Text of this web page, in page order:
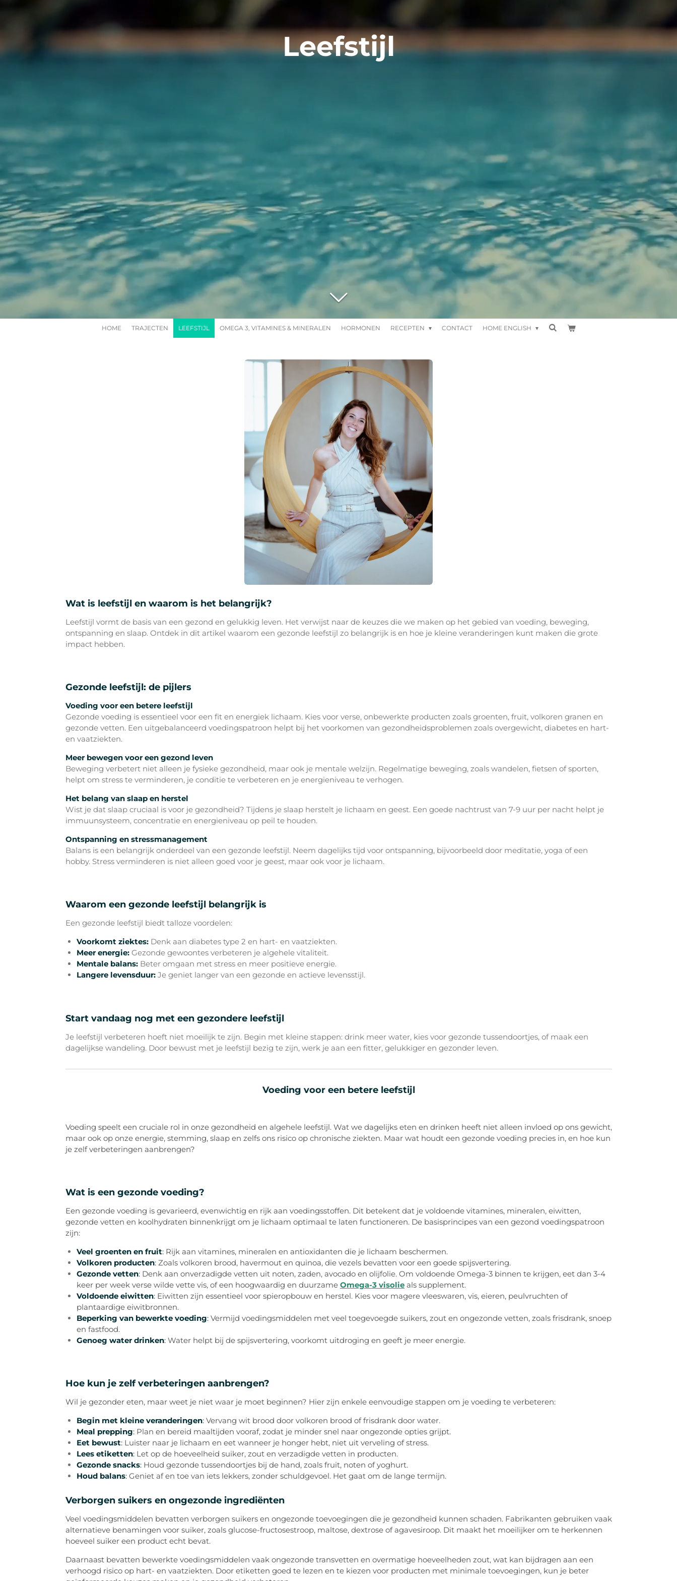
Leefstijl
HOME TRAJECTEN LEEFSTIJL OMEGA 3, VITAMINES & MINERALEN HORMONEN RECEPTEN CONTACT HOME ENGLISH
Wat is leefstijl en waarom is het belangrijk?
Leefstijl vormt de basis van een gezond en gelukkig leven. Het verwijst naar de keuzes die we maken op het gebied van voeding, beweging,
ontspanning en slaap. Ontdek in dit artikel waarom een gezonde leefstijl zo belangrijk is en hoe je kleine veranderingen kunt maken die grote
impact hebben.
Gezonde leefstijl: de pijlers
Voeding voor een betere leefstijl
Gezonde voeding is essentieel voor een fit en energiek lichaam. Kies voor verse, onbewerkte producten zoals groenten, fruit, volkoren granen en
gezonde vetten. Een uitgebalanceerd voedingspatroon helpt bij het voorkomen van gezondheidsproblemen zoals overgewicht, diabetes en hart-
en vaatziekten.
Meer bewegen voor een gezond leven
Beweging verbetert niet alleen je fysieke gezondheid, maar ook je mentale welzijn. Regelmatige beweging, zoals wandelen, fietsen of sporten,
helpt om stress te verminderen, je conditie te verbeteren en je energieniveau te verhogen.
Het belang van slaap en herstel
Wist je dat slaap cruciaal is voor je gezondheid? Tijdens je slaap herstelt je lichaam en geest. Een goede nachtrust van 7-9 uur per nacht helpt je
immuunsysteem, concentratie en energieniveau op peil te houden.
Ontspanning en stressmanagement
Balans is een belangrijk onderdeel van een gezonde leefstijl. Neem dagelijks tijd voor ontspanning, bijvoorbeeld door meditatie, yoga of een
hobby. Stress verminderen is niet alleen goed voor je geest, maar ook voor je lichaam.
Waarom een gezonde leefstijl belangrijk is
Een gezonde leefstijl biedt talloze voordelen:
Voorkomt ziektes: Denk aan diabetes type 2 en hart- en vaatziekten.
Meer energie: Gezonde gewoontes verbeteren je algehele vitaliteit.
Mentale balans: Beter omgaan met stress en meer positieve energie.
Langere levensduur: Je geniet langer van een gezonde en actieve levensstijl.
Start vandaag nog met een gezondere leefstijl
Je leefstijl verbeteren hoeft niet moeilijk te zijn. Begin met kleine stappen: drink meer water, kies voor gezonde tussendoortjes, of maak een
dagelijkse wandeling. Door bewust met je leefstijl bezig te zijn, werk je aan een fitter, gelukkiger en gezonder leven.
Voeding voor een betere leefstijl
Voeding speelt een cruciale rol in onze gezondheid en algehele leefstijl. Wat we dagelijks eten en drinken heeft niet alleen invloed op ons gewicht,
maar ook op onze energie, stemming, slaap en zelfs ons risico op chronische ziekten. Maar wat houdt een gezonde voeding precies in, en hoe kun
je zelf verbeteringen aanbrengen?
Wat is een gezonde voeding?
Een gezonde voeding is gevarieerd, evenwichtig en rijk aan voedingsstoffen. Dit betekent dat je voldoende vitamines, mineralen, eiwitten,
gezonde vetten en koolhydraten binnenkrijgt om je lichaam optimaal te laten functioneren. De basisprincipes van een gezond voedingspatroon
zijn:
Veel groenten en fruit: Rijk aan vitamines, mineralen en antioxidanten die je lichaam beschermen.
Volkoren producten: Zoals volkoren brood, havermout en quinoa, die vezels bevatten voor een goede spijsvertering.
Gezonde vetten: Denk aan onverzadigde vetten uit noten, zaden, avocado en olijfolie. Om voldoende Omega-3 binnen te krijgen, eet dan 3-4
keer per week verse wilde vette vis, of een hoogwaardig en duurzame Omega-3 visolie als supplement.
Voldoende eiwitten: Eiwitten zijn essentieel voor spieropbouw en herstel. Kies voor magere vleeswaren, vis, eieren, peulvruchten of
plantaardige eiwitbronnen.
Beperking van bewerkte voeding: Vermijd voedingsmiddelen met veel toegevoegde suikers, zout en ongezonde vetten, zoals frisdrank, snoep
en fastfood.
Genoeg water drinken: Water helpt bij de spijsvertering, voorkomt uitdroging en geeft je meer energie.
Hoe kun je zelf verbeteringen aanbrengen?
Wil je gezonder eten, maar weet je niet waar je moet beginnen? Hier zijn enkele eenvoudige stappen om je voeding te verbeteren:
Begin met kleine veranderingen: Vervang wit brood door volkoren brood of frisdrank door water.
Meal prepping: Plan en bereid maaltijden vooraf, zodat je minder snel naar ongezonde opties grijpt.
Eet bewust: Luister naar je lichaam en eet wanneer je honger hebt, niet uit verveling of stress.
Lees etiketten: Let op de hoeveelheid suiker, zout en verzadigde vetten in producten.
Gezonde snacks: Houd gezonde tussendoortjes bij de hand, zoals fruit, noten of yoghurt.
Houd balans: Geniet af en toe van iets lekkers, zonder schuldgevoel. Het gaat om de lange termijn.
Verborgen suikers en ongezonde ingrediënten
Veel voedingsmiddelen bevatten verborgen suikers en ongezonde toevoegingen die je gezondheid kunnen schaden. Fabrikanten gebruiken vaak
alternatieve benamingen voor suiker, zoals glucose-fructosestroop, maltose, dextrose of agavesiroop. Dit maakt het moeilijker om te herkennen
hoeveel suiker een product echt bevat.
Daarnaast bevatten bewerkte voedingsmiddelen vaak ongezonde transvetten en overmatige hoeveelheden zout, wat kan bijdragen aan een
verhoogd risico op hart- en vaatziekten. Door etiketten goed te lezen en te kiezen voor producten met minimale toevoegingen, kun je beter